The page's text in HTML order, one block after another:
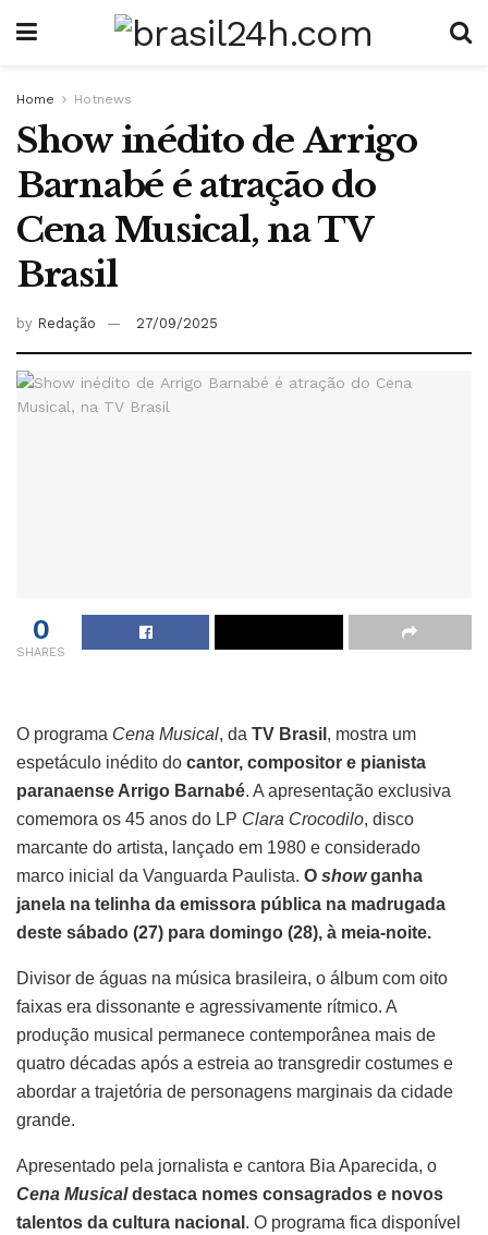
Home Hotnews
Show inédito de Arrigo
Barnabé é atração do
Cena Musical, na TV
Brasil
by Redação 27/09/2025
0
SHARES
O programa Cena Musical, da TV Brasil , mostra um
espetáculo inédito do cantor, compositor e pianista
paranaense Arrigo Barnabé. A apresentação exclusiva
comemora os 45 anos do LP Clara Crocodilo, disco
marcante do artista, lançado em 1980 e considerado
marco inicial da Vanguarda Paulista. O showganha
janela na telinha da emissora pública na madrugada
deste sábado (27) para domingo (28), à meia-noite.
Divisor de águas na música brasileira, o álbum com oito
faixas era dissonante e agressivamente rítmico. A
produção musical permanece contemporânea mais de
quatro décadas após a estreia ao transgredir costumes e
abordar a trajetória de personagens marginais da cidade
grande.
Apresentado pela jornalista e cantora Bia Aparecida, o
Cena Musicaldestaca nomes consagrados e novos
talentos da cultura nacional . O programa fica disponível